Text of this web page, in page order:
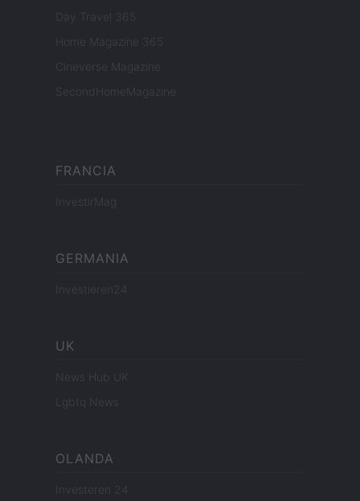
Day Travel 365
Home Magazine 365
Cineverse Magazine
SecondHomeMagazine
FRANCIA
InvestirMag
GERMANIA
Investieren24
UK
News Hub UK
Lgbtq News
OLANDA
Investeren 24